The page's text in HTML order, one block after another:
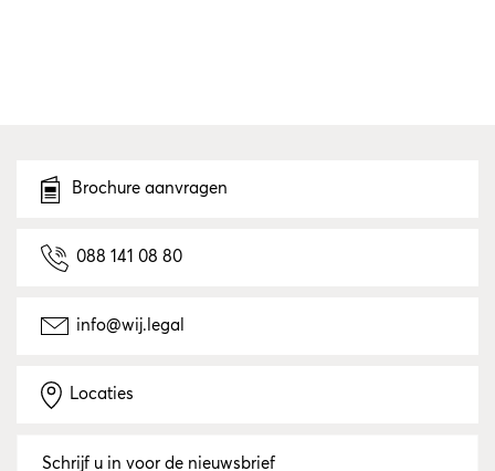
Brochure aanvragen
088 141 08 80
info@wij.legal
Locaties